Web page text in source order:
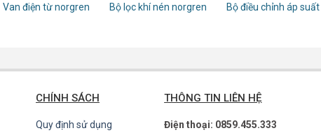
Van điện từ norgren Bộ lọc khí nén norgren
Bộ điều chỉnh áp
CHÍNH SÁCH
Quy định sử dụng
THÔNG TIN LIÊN HỆ
Điện thoại: 0859.455.333